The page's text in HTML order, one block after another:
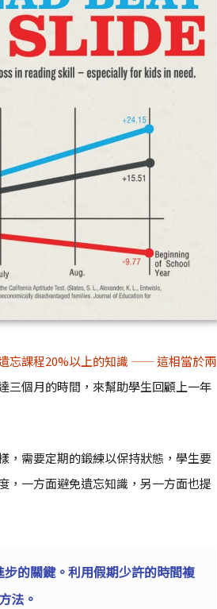
忘課程20%以上的知識 —— 這相當於兩
三個月的時間，來幫助學生回顧上一年
，需要定期的鍛練以保持狀態，學生要
，一方面避免遺忘知識，另一方面也提
的關鍵。利用假期少許的時間複
法。